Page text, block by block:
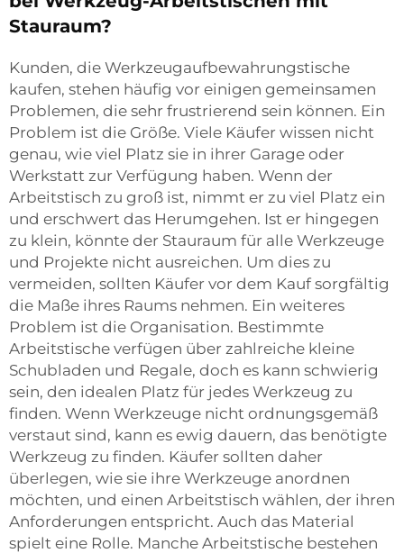
Stauraum?
Kunden, die Werkzeugaufbewahrungstische
kaufen, stehen häufig vor einigen gemeinsamen
Problemen, die sehr frustrierend sein können. Ein
Problem ist die Größe. Viele Käufer wissen nicht
genau, wie viel Platz sie in ihrer Garage oder
Werkstatt zur Verfügung haben. Wenn der
Arbeitstisch zu groß ist, nimmt er zu viel Platz ein
und erschwert das Herumgehen. Ist er hingegen
zu klein, könnte der Stauraum für alle Werkzeuge
und Projekte nicht ausreichen. Um dies zu
vermeiden, sollten Käufer vor dem Kauf sorgfältig
die Maße ihres Raums nehmen. Ein weiteres
Problem ist die Organisation. Bestimmte
Arbeitstische verfügen über zahlreiche kleine
Schubladen und Regale, doch es kann schwierig
sein, den idealen Platz für jedes Werkzeug zu
finden. Wenn Werkzeuge nicht ordnungsgemäß
verstaut sind, kann es ewig dauern, das benötigte
Werkzeug zu finden. Käufer sollten daher
überlegen, wie sie ihre Werkzeuge anordnen
möchten, und einen Arbeitstisch wählen, der ihren
Anforderungen entspricht. Auch das Material
spielt eine Rolle. Manche Arbeitstische bestehen